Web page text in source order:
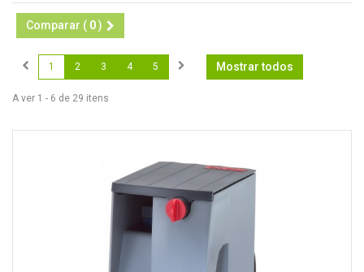
Comparar ( 0)
Mostrar todos
1 2 3 4 5
A ver 1 - 6 de 29 itens